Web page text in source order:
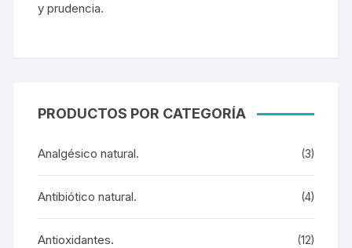
y prudencia.
PRODUCTOS POR CATEGORÍA
Analgésico natural. (3)
Antibiótico natural. (4)
Antioxidantes. (12)